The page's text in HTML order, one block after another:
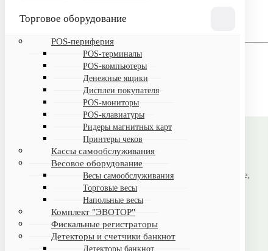
Торговое оборудование
POS-периферия
POS-терминалы
POS-компьютеры
Денежные ящики
Дисплеи покупателя
POS-мониторы
POS-клавиатуры
Ридеры магнитных карт
Принтеры чеков
Кассы самообслуживания
Весовое оборудование
Весы самообслуживания
Торговые весы
Напольные весы
Комплект "ЭВОТОР"
Фискальные регистраторы
Детекторы и счетчики банкнот
Детекторы банкнот
Запомнить меня на этом компьютере
Забыли свой пароль?
Если вы впервые на сайте, заполните, пожалуйста,
регистрационную форму.
Зарегистрироваться
B2CMSK
Автоматизация магазинов под ключ: торговое оборудование,
лицензионное ПО, настройка и поддержка.